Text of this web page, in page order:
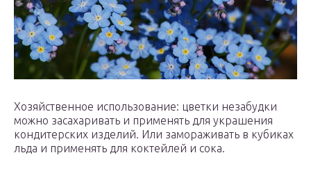
Хозяйственное использование: цветки незабудки
можно засахаривать и применять для украшения
кондитерских изделий. Или замораживать в кубиках
льда и применять для коктейлей и сока.